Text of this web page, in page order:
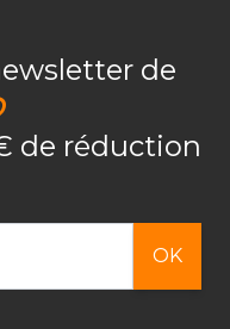
de
de réduction
OK